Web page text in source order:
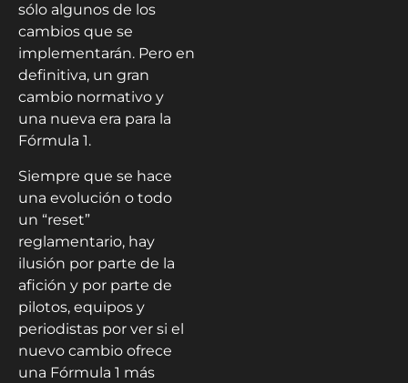
sólo algunos de los
cambios que se
implementarán. Pero en
definitiva, un gran
cambio normativo y
una nueva era para la
Fórmula 1.
Siempre que se hace
una evolución o todo
un “reset”
reglamentario, hay
ilusión por parte de la
afición y por parte de
pilotos, equipos y
periodistas por ver si el
nuevo cambio ofrece
una Fórmula 1 más